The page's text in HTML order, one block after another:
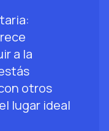
a la
otros
lugar ideal